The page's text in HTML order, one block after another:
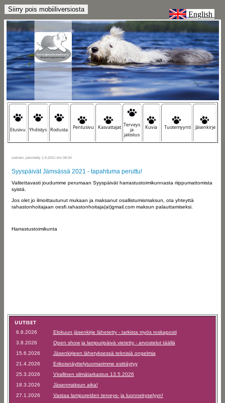
English
Etusivu Yhdistys Rodusta Pentusivu Kasvattajat Terveys
ja
jalostus
Kuvia Tuotemyynti Jäsenkirje
uutinen, päivitetty 1.9.2021 klo 08:34
Syyspäivät Jämsässä 2021 - tapahtuma peruttu!
Valitettavasti joudumme perumaan Syyspäivät harrastustoimikunnasta riippumattomista
syistä.
Jos olet jo ilmoittautunut mukaan ja maksanut osallistumismaksun, ota yhteyttä
rahastonhoitajaan oesfi.rahastonhoitaja(at)gmail.com maksun palauttamiseksi.
Harrastustoimikunta
UUTISET
6.8.2026
Elokuun jäsenkirje lähetetty - tarkista myös roskaposti
3.8.2026
Open show ja lampuripäivä vietetty - arvostelut täällä
15.6.2026
Jäsenkirjeen lähetyksessä teknisiä ongelmia
21.4.2026
Erikoisnäyttelytuomarimme esittäytyy
25.3.2026
Virallinen silmätarkastus 13.5.2026
18.3.2026
Jäsenmaksun aika!
27.1.2026
Vastaa lampureiden terveys- ja luonnekyselyyn!